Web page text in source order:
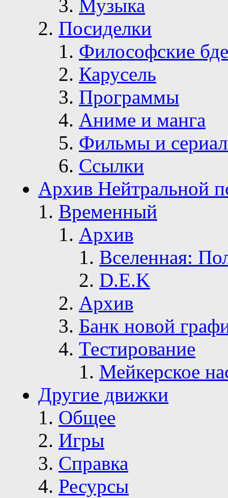
Музыка
Посиделки
Философские
Карусель
Программы
Аниме и манга
Фильмы и
Ссылки
Архив Нейтральной
Временный
Архив
Вселенная:
D.E.K
Архив
Банк новой
Тестирование
Мейкерское
Другие движки
Общее
Игры
Справка
Ресурсы